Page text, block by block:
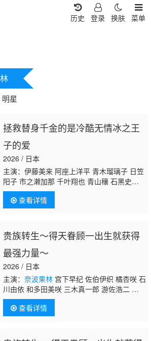
菜单
换肤
登录
历史
明星
拯救替身千金的是冷酷无情冰之王
子的爱
2026 / 日本
主演：伊藤美来 阿座上洋平 青木瑠璃子 日笠
阳子 市之濑加那 千叶翔也 青山穰 石黑史
刚 吉川幸宏 前川凉子
查看详情
贵族转生～得天眷顾一出生就获得
最强力量～
2026 / 日本
主演： 奈波果林宫下早纪 佐伯伊织 橘杏咲 石
川由依 和多田美咲 三木真一郎 游佐浩二 小野
大辅 河西健吾 井上和彦 水树奈奈 小村哲生
查看详情